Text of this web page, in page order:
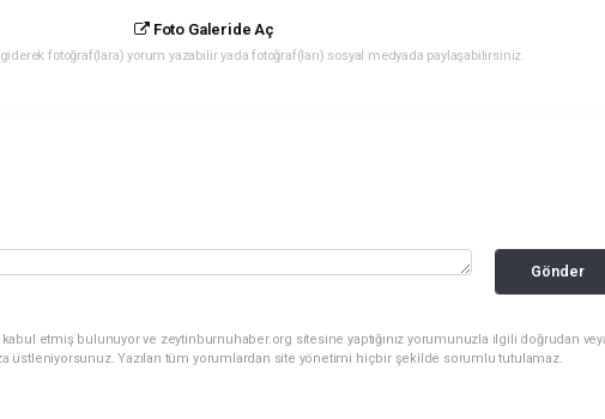
Foto Galeride Aç
fotoğraf(lara) yorum yazabilir yada fotoğraf(ları) sosyal medyada paylaşabilirsiniz.
Gönder
kabul etmiş bulunuyor ve zeytinburnuhaber.org sitesine yaptığınız yorumunuzla ilgili doğrudan
üstleniyorsunuz. Yazılan tüm yorumlardan site yönetimi hiçbir şekilde sorumlu tutulamaz.